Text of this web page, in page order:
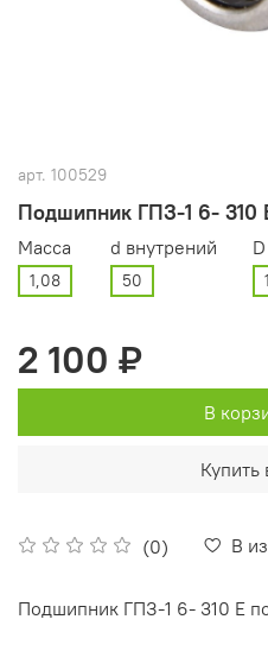
арт. 100529
Подшипник ГПЗ-1 6- 310
(0) В
Масса
1,08
d внутрений
50
2 100 ₽
В
Купить
Подшипник ГПЗ-1 6- 310 Е